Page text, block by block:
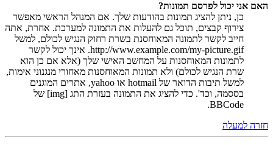
האם אני יכול לפרסם תמונות?
כן, ניתן להציג תמונות בהודעות שלך. אם המנהל הראשי מאפשר
צירוף קבצים, תוכל גם להעלות את התמונה למערכת. אחרת, אתה
חייב לקשר לתמונה המאוחסנת בשרת רחוק הנגיש לכולם, למשל
http://www.example.com/my-picture.gif. אינך יכול לקשר
לתמונות המאוחסנות על המחשב האישי שלך (אלא אם כן הוא
שרת הנגיש לכולם) ולא תמונות המאוחסנות מאחורי מנגנוני אימות,
למשל תיבות הדואר של hotmail או yahoo, אתרים המוגנים
בססמה, וכד'. כדי להציג את התמונה בעזרת התג [img] של
BBCode.
חזרה למעלה